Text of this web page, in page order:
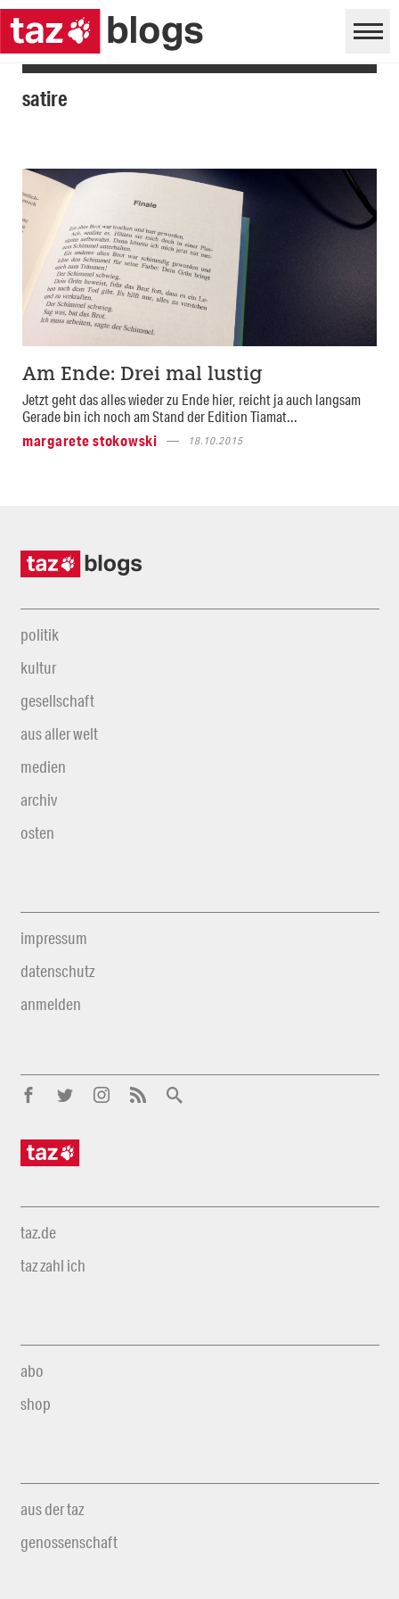
satire
Am Ende: Drei mal lustig
Jetzt geht das alles wieder zu Ende hier, reicht ja auch langsam
Gerade bin ich noch am Stand der Edition Tiamat...
margarete stokowski
18.10.2015
politik
kultur
gesellschaft
aus aller welt
medien
archiv
osten
impressum
datenschutz
anmelden
taz.de
taz zahl ich
abo
shop
aus der taz
genossenschaft